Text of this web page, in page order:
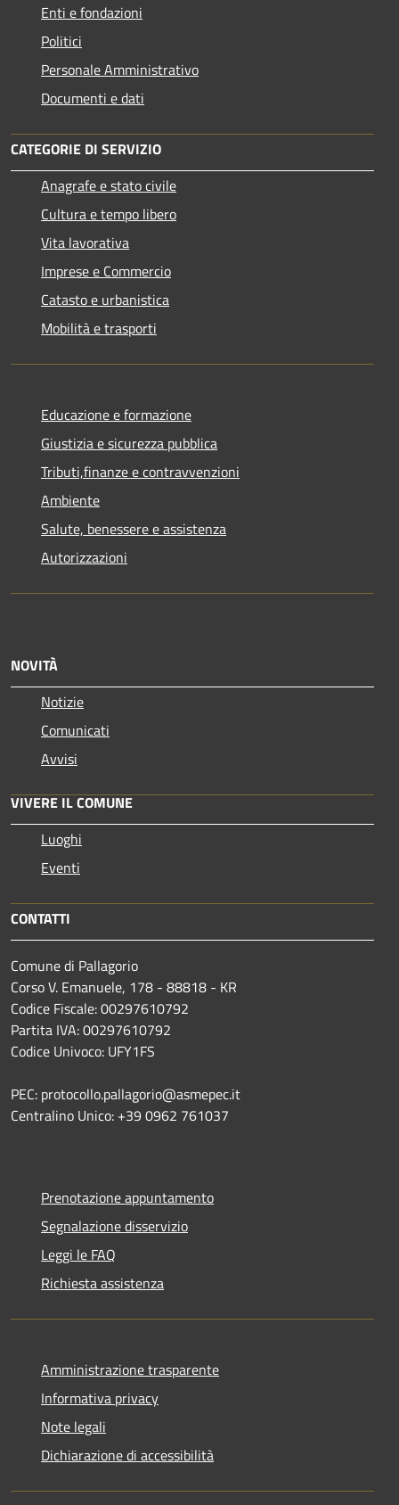
Enti e fondazioni
Politici
Personale Amministrativo
Documenti e dati
CATEGORIE DI SERVIZIO
Anagrafe e stato civile
Cultura e tempo libero
Vita lavorativa
Imprese e Commercio
Catasto e urbanistica
Mobilità e trasporti
Educazione e formazione
Giustizia e sicurezza pubblica
Tributi,finanze e contravvenzioni
Ambiente
Salute, benessere e assistenza
Autorizzazioni
NOVITÀ
Notizie
Comunicati
Avvisi
VIVERE IL COMUNE
Luoghi
Eventi
CONTATTI
Comune di Pallagorio
Corso V. Emanuele, 178 - 88818 - KR
Codice Fiscale: 00297610792
Partita IVA: 00297610792
Codice Univoco: UFY1FS
PEC: protocollo.pallagorio@asmepec.it
Centralino Unico: +39 0962 761037
Prenotazione appuntamento
Segnalazione disservizio
Leggi le FAQ
Richiesta assistenza
Amministrazione trasparente
Informativa privacy
Note legali
Dichiarazione di accessibilità